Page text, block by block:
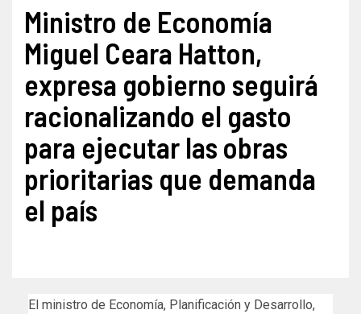
Ministro de Economía
Miguel Ceara Hatton,
expresa gobierno seguirá
racionalizando el gasto
para ejecutar las obras
prioritarias que demanda
el país
El ministro de Economía, Planificación y Desarrollo,